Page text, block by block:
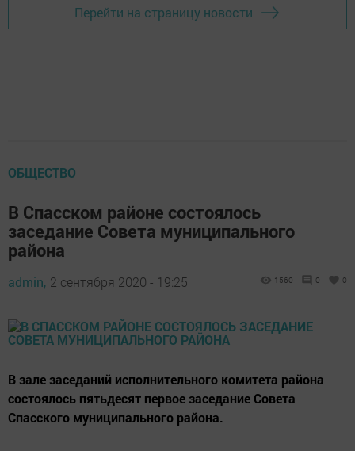
Перейти на страницу новости
ОБЩЕСТВО
В Спасском районе состоялось
заседание Совета муниципального
района
admin, 2 сентября 2020 - 19:25 1560 0 0
В зале заседаний исполнительного комитета района
состоялось пятьдесят первое заседание Совета
Спасского муниципального района.